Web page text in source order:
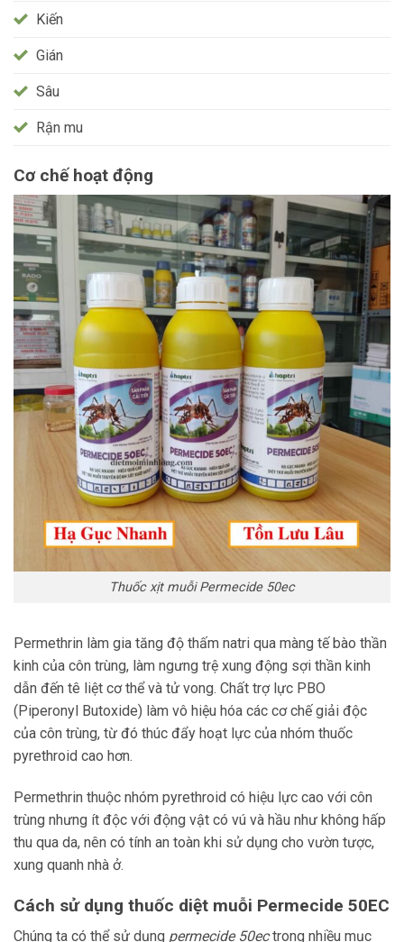
Kiến
Gián
Sâu
Rận mu
Cơ chế hoạt động
Thuốc xịt muỗi Permecide 50ec
Permethrin làm gia tăng độ thấm natri qua màng tế bào thần
kinh của côn trùng, làm ngưng trệ xung động sợi thần kinh
dẫn đến tê liệt cơ thể và tử vong. Chất trợ lực PBO
(Piperonyl Butoxide) làm vô hiệu hóa các cơ chế giải độc
của côn trùng, từ đó thúc đẩy hoạt lực của nhóm thuốc
pyrethroid cao hơn.
Permethrin thuộc nhóm pyrethroid có hiệu lực cao với côn
trùng nhưng ít độc với động vật có vú và hầu như không hấp
thu qua da, nên có tính an toàn khi sử dụng cho vườn tược,
xung quanh nhà ở.
Cách sử dụng thuốc diệt muỗi Permecide 50EC
Chúng ta có thể sử dụng permecide 50ectrong nhiều mục